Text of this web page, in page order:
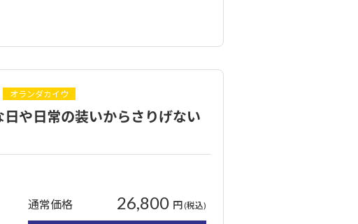
オランダカイウ
や日常の装いからさりげない
通常価格 26,800 円(税込)